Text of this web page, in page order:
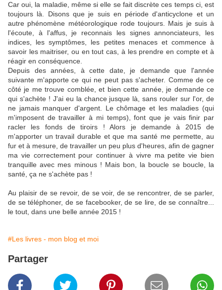
Car oui, la maladie, même si elle se fait discrète ces temps ci, est
toujours là. Disons que je suis en période d'anticyclone et un
autre phénomène météorologique rode toujours. Mais je suis à
l'écoute, à l'affus, je reconnais les signes annonciateurs, les
indices, les symptômes, les petites menaces et commence à
savoir les maitriser, ou en tout cas, à les prendre en compte et à
réagir en conséquence.
Depuis des années, à cette date, je demande que l'année
suivante m'apporte ce qui ne peut pas s'acheter. Comme de ce
côté je me trouve comblée, et bien cette année, je demande ce
qui s'achète ! J'ai eu la chance jusque là, sans rouler sur l'or, de
ne jamais manquer d'argent. Le chômage et les maladies (qui
m'imposent de travailler à mi temps), font que je vais finir par
racler les fonds de tiroirs ! Alors je demande à 2015 de
m'apporter un travail durable et que ma santé me permette, au
fur et à mesure, de travailler un peu plus d'heures, afin de gagner
ma vie correctement pour continuer à vivre ma petite vie bien
tranquille avec mes minous ! Mais bon, la boucle se boucle, la
santé, ça ne s'achète pas !
Au plaisir de se revoir, de se voir, de se rencontrer, de se parler,
de se téléphoner, de se facebooker, de se lire, de se connaître...
le tout, dans une belle année 2015 !
#Les livres - mon blog et moi
Partager